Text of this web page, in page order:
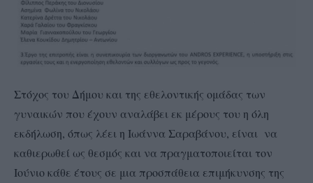
Στόχος του Δήμου και της εθελοντικής ομάδας των
γυναικών που έχουν αναλάβει εκ μέρους του η όλη
εκδήλωση, όπως λέει η Ιωάννα Σαραβάνου, είναι να
καθιερωθεί ως θεσμός και να πραγματοποιείται τον
Ιούνιο κάθε έτους σε μια προσπάθεια επιμήκυνσης της